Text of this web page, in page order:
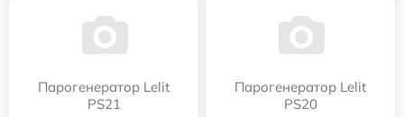
Парогенератор Lelit
PS21
Парогенератор Lelit
PS20